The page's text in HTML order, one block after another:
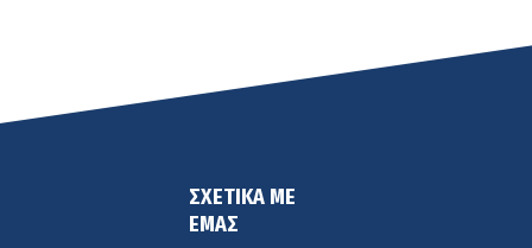
ΣΧΕΤΙΚΑ ΜΕ
ΕΜΑΣ